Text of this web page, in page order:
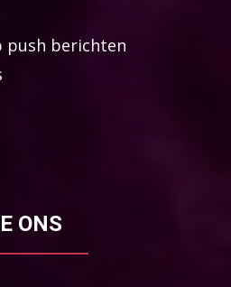
push berichten
ONS